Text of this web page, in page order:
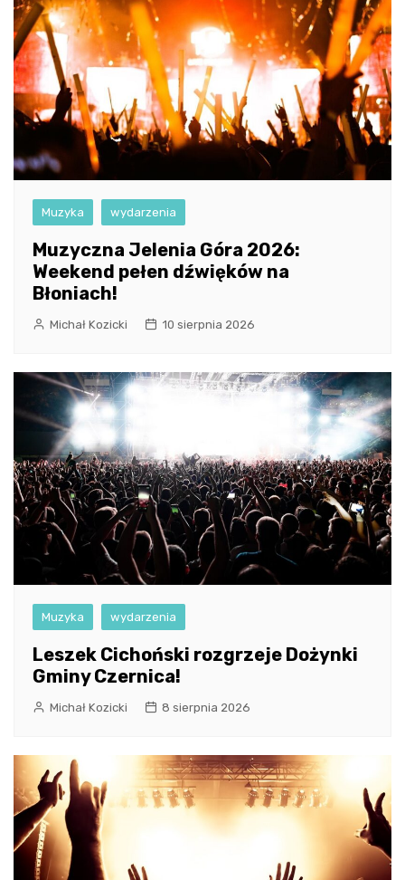
Muzyka wydarzenia
Muzyczna Jelenia Góra 2026:
Weekend pełen dźwięków na
Błoniach!
Michał Kozicki 10 sierpnia 2026
Muzyka wydarzenia
Leszek Cichoński rozgrzeje Dożynki
Gminy Czernica!
Michał Kozicki 8 sierpnia 2026